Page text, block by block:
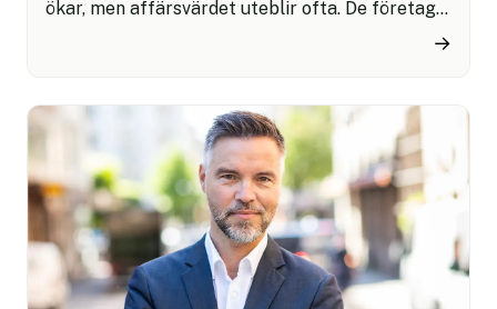
ökar, men affärsvärdet uteblir ofta. De företag
som lyckas bäst med AI är inte nödvändigtvis de
nya rapporter.
→